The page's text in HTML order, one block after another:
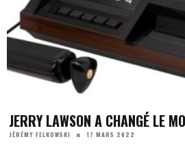
JERRY LAWSON A CHANGÉ LE
JÉRÉMY FELKOWSKI 17 MARS 2022